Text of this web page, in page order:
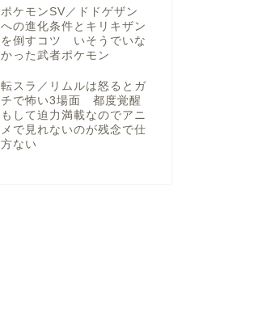
ポケモンSV／ドドゲザン
への進化条件とキリキザン
を倒すコツ いそうでいな
かった武者ポケモン
転スラ／リムルは怒るとガ
チで怖い3場面 都度覚醒
もして迫力満載なのでアニ
メで見れないのが残念で仕
方ない